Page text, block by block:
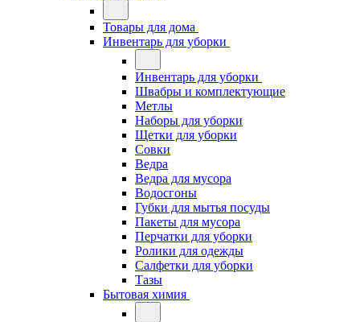
Товары для дома
Инвентарь для уборки
Инвентарь для уборки
Швабры и комплектующие
Метлы
Наборы для уборки
Щетки для уборки
Совки
Ведра
Ведра для мусора
Водосгоны
Губки для мытья посуды
Пакеты для мусора
Перчатки для уборки
Ролики для одежды
Салфетки для уборки
Тазы
Бытовая химия